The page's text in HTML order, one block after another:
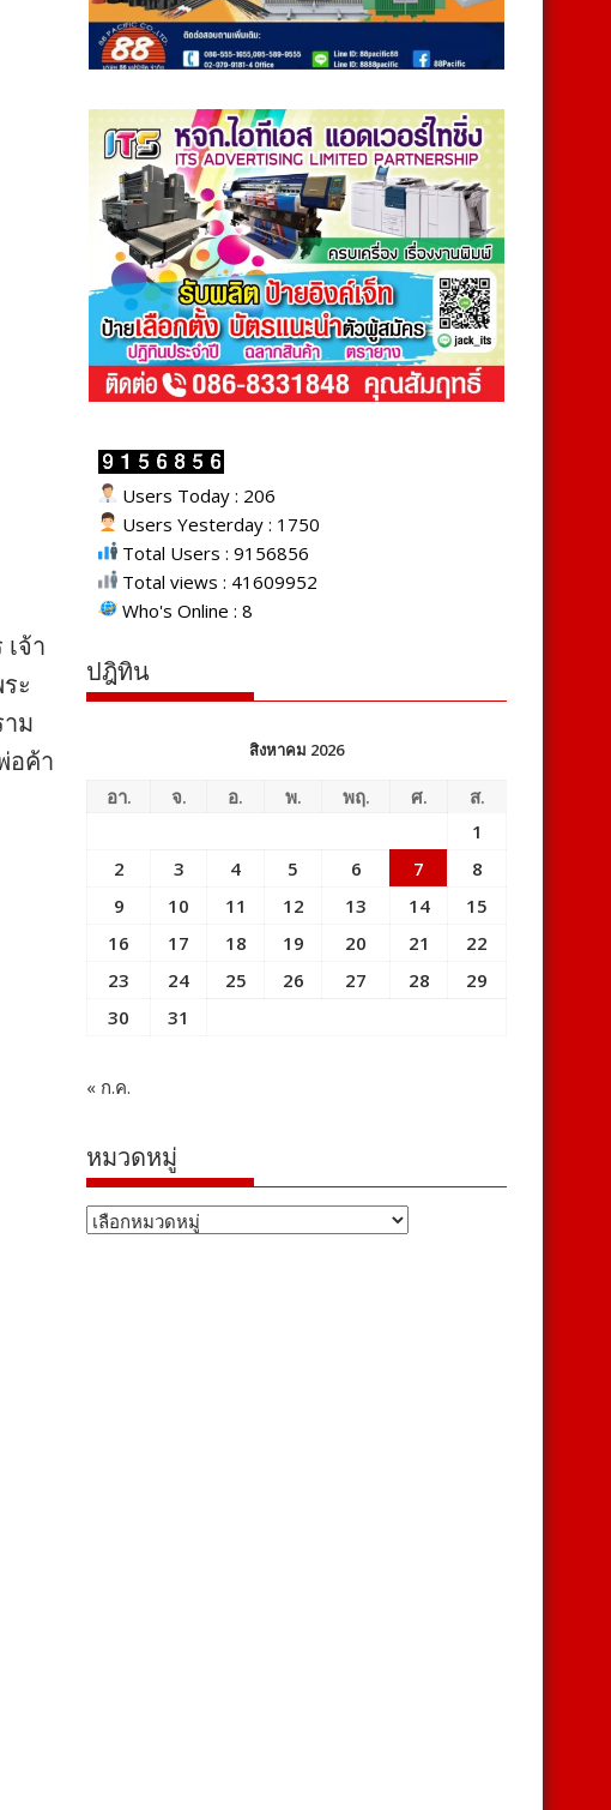
จ้า
ะ
ม
อค้า
Users Today : 206
Users Yesterday : 1750
Total Users : 9156856
Total views : 41609952
Who's Online : 8
ปฎิทิน
สิงหาคม 2026
อา. จ. อ. พ. พฤ. ศ.
ส.
1
2
3 4 5 6 7
8
9
10 11 12 13 14
15
16
17 18 19 20 21
22
23
24 25 26 27 28
29
30
31
« ก.ค.
หมวดหมู่
หมวด